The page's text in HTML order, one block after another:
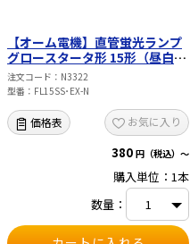
【オーム電機】直管蛍光ランプ
グロースタータ形 15形（昼白
色） FL15SS･EX-N
注文コード
N3322
型番
FL15SS･EX-N
価格表 お気に入り
380 円（税込）～
購入単位：1本
数量：